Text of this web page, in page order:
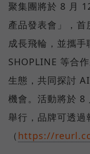
聚集團將於 8 月
產品發表會」，
成長飛輪，並攜手
SHOPLINE 等合
生態，共同探討
機會。活動將於
舉行，品牌可透過
（ https://